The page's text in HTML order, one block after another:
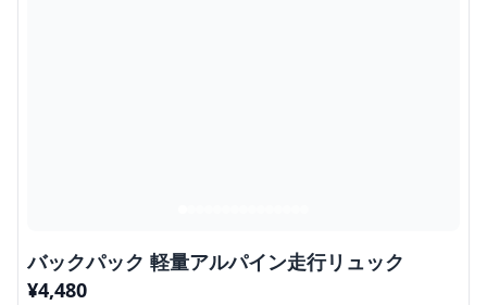
バックパック 軽量アルパイン走行リュック
¥4,480